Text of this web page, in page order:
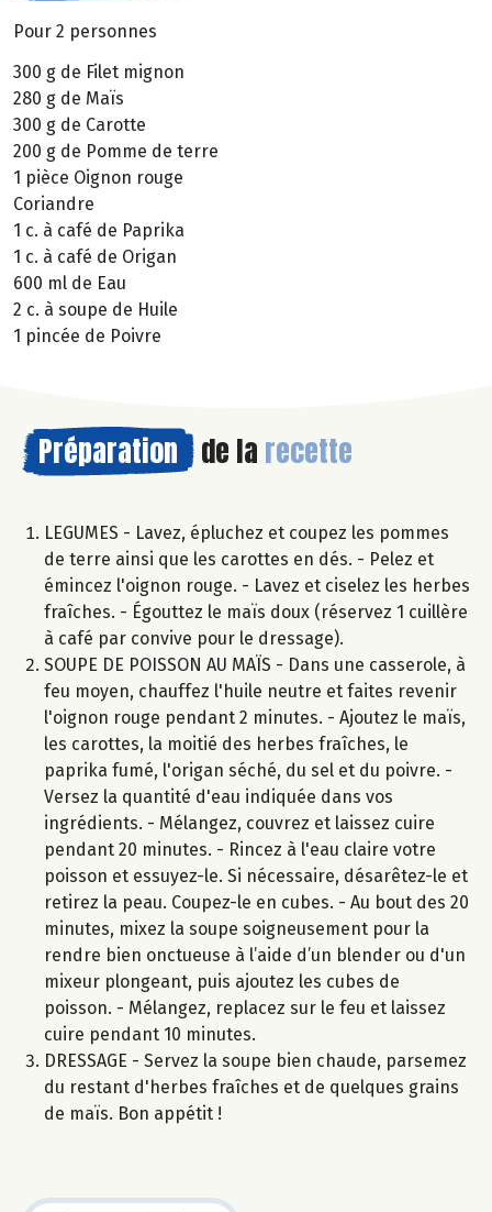
Pour 2 personnes
300 g de Filet mignon
280 g de Maïs
300 g de Carotte
200 g de Pomme de terre
1 pièce Oignon rouge
Coriandre
1 c. à café de Paprika
1 c. à café de Origan
600 ml de Eau
2 c. à soupe de Huile
1 pincée de Poivre
Préparation de la recette
LEGUMES - Lavez, épluchez et coupez les pommes
de terre ainsi que les carottes en dés. - Pelez et
émincez l'oignon rouge. - Lavez et ciselez les herbes
fraîches. - Égouttez le maïs doux (réservez 1 cuillère
à café par convive pour le dressage).
SOUPE DE POISSON AU MAÏS - Dans une casserole, à
feu moyen, chauffez l'huile neutre et faites revenir
l'oignon rouge pendant 2 minutes. - Ajoutez le maïs,
les carottes, la moitié des herbes fraîches, le
paprika fumé, l'origan séché, du sel et du poivre. -
Versez la quantité d'eau indiquée dans vos
ingrédients. - Mélangez, couvrez et laissez cuire
pendant 20 minutes. - Rincez à l'eau claire votre
poisson et essuyez-le. Si nécessaire, désarêtez-le et
retirez la peau. Coupez-le en cubes. - Au bout des 20
minutes, mixez la soupe soigneusement pour la
rendre bien onctueuse à l’aide d’un blender ou d'un
mixeur plongeant, puis ajoutez les cubes de
poisson. - Mélangez, replacez sur le feu et laissez
cuire pendant 10 minutes.
DRESSAGE - Servez la soupe bien chaude, parsemez
du restant d'herbes fraîches et de quelques grains
de maïs. Bon appétit !